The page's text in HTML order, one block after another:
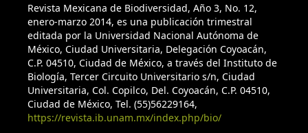
Revista Mexicana de Biodiversidad, Año 3, No. 12,
enero-marzo 2014, es una publicación trimestral
editada por la Universidad Nacional Autónoma de
México, Ciudad Universitaria, Delegación Coyoacán,
C.P. 04510, Ciudad de México, a través del Instituto de
Biología, Tercer Circuito Universitario s/n, Ciudad
Universitaria, Col. Copilco, Del. Coyoacán, C.P. 04510,
Ciudad de México, Tel. (55)56229164,
https://revista.ib.unam.mx/index.php/bio/